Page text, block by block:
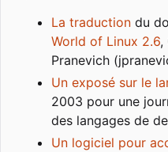
La traduction du
World of Linux 2.6,
Pranevich
Un exposé sur le
2003 pour une
des langages de
Un logiciel pour